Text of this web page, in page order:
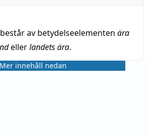
av betydelseelementen ära
ellerlandets ära.
Mer innehåll nedan